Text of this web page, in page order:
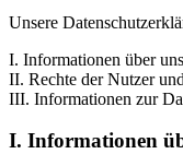
Unsere
I. Informationen über
II. Rechte der Nutzer
III. Informationen zur
I. Informationen